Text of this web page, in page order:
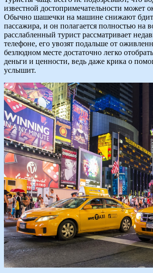
известной достопримечательности может
Обычно шашечки на машине снижают
пассажира, и он полагается полностью на
расслабленный турист рассматривает
телефоне, его увозят подальше от
безлюдном месте достаточно легко
деньги и ценности, ведь даже крика о
услышит.